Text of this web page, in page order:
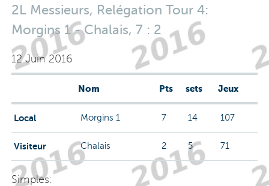
2L Messieurs, Relégation Tour 4:
Morgins 1 - Chalais, 7 : 2
12 Juin 2016
Nom Pts sets Jeux
Local Morgins 1 7 14 107
Visiteur Chalais 2 5 71
Simples: